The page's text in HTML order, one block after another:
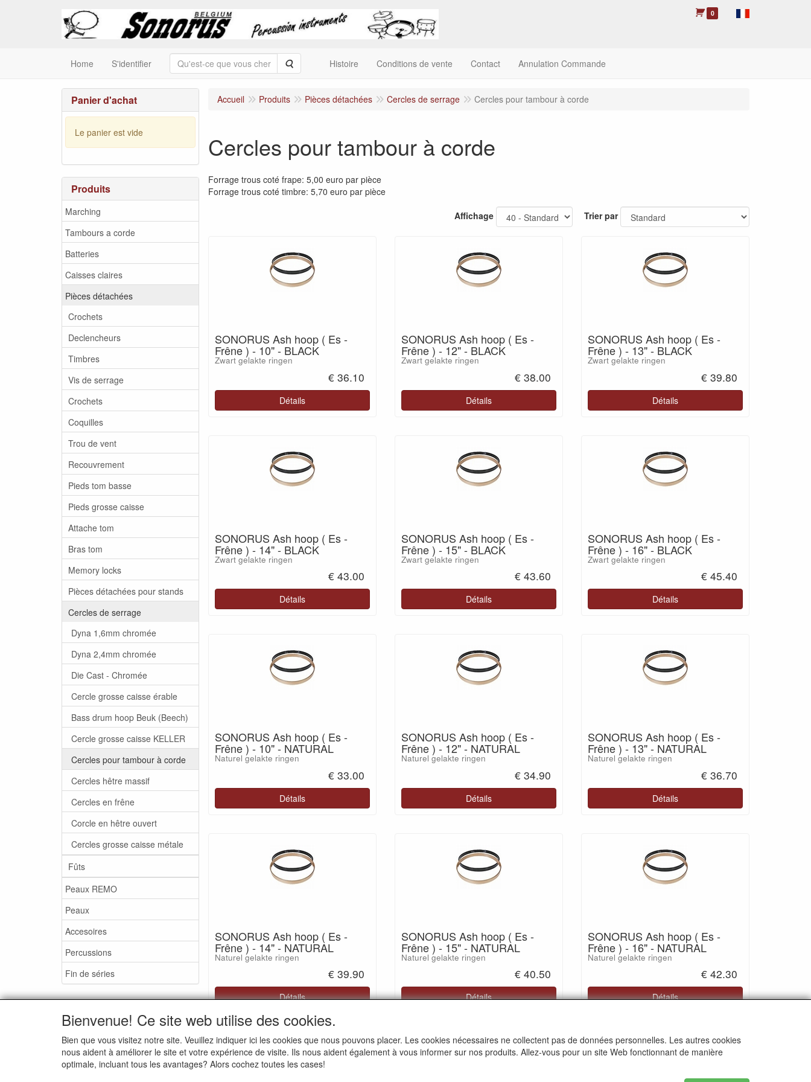
0
Home S'identifier RechercherHistoire Conditions de vente Contact Annulation Commande
Panier d'achat
Le panier est vide
Produits
Marching
Tambours a corde
Batteries
Caisses claires
Pièces détachées
Crochets
Declencheurs
Timbres
Vis de serrage
Crochets
Coquilles
Trou de vent
Recouvrement
Pieds tom basse
Pieds grosse caisse
Attache tom
Bras tom
Memory locks
Pièces détachées pour stands
Cercles de serrage
Dyna 1,6mm chromée
Dyna 2,4mm chromée
Die Cast - Chromée
Cercle grosse caisse érable
Bass drum hoop Beuk (Beech)
Cercle grosse caisse KELLER
Cercles pour tambour à corde
Cercles hêtre massif
Cercles en frêne
Corcle en hêtre ouvert
Cercles grosse caisse métale
Fûts
Peaux REMO
Peaux
Accesoires
Percussions
Fin de séries
Accueil Produits Pièces détachées Cercles de serrage Cercles pour tambour à corde
Cercles pour tambour à corde
Forrage trous coté frape: 5,00 euro par pièce
Forrage trous coté timbre: 5,70 euro par pièce
Affichage
Trier par
SONORUS Ash hoop ( Es -
Frêne ) - 10" - BLACK
Zwart gelakte ringen
€ 36.10
Détails
SONORUS Ash hoop ( Es -
Frêne ) - 12" - BLACK
Zwart gelakte ringen
€ 38.00
Détails
SONORUS Ash hoop ( Es -
Frêne ) - 13" - BLACK
Zwart gelakte ringen
€ 39.80
Détails
SONORUS Ash hoop ( Es -
Frêne ) - 14" - BLACK
Zwart gelakte ringen
€ 43.00
Détails
SONORUS Ash hoop ( Es -
Frêne ) - 15" - BLACK
Zwart gelakte ringen
€ 43.60
Détails
SONORUS Ash hoop ( Es -
Frêne ) - 16" - BLACK
Zwart gelakte ringen
€ 45.40
Détails
SONORUS Ash hoop ( Es -
Frêne ) - 10" - NATURAL
Naturel gelakte ringen
€ 33.00
Détails
SONORUS Ash hoop ( Es -
Frêne ) - 12" - NATURAL
Naturel gelakte ringen
€ 34.90
Détails
SONORUS Ash hoop ( Es -
Frêne ) - 13" - NATURAL
Naturel gelakte ringen
€ 36.70
Détails
SONORUS Ash hoop ( Es -
Frêne ) - 14" - NATURAL
Naturel gelakte ringen
€ 39.90
Détails
SONORUS Ash hoop ( Es -
Frêne ) - 15" - NATURAL
Naturel gelakte ringen
€ 40.50
Détails
SONORUS Ash hoop ( Es -
Frêne ) - 16" - NATURAL
Naturel gelakte ringen
€ 42.30
Détails
SONORUS bvba
Rue Bodeghem, 87
Tel: (+32) 02/511.11.63
Heures d'ouverture:
TVA: BE.0467.066.282
Bienvenue! Ce site web utilise des cookies.
Bien que vous visitez notre site. Veuillez indiquer ici les cookies que nous pouvons placer. Les cookies nécessaires ne collectent pas de données personnelles. Les autres cookies
nous aident à améliorer le site et votre expérience de visite. Ils nous aident également à vous informer sur nos produits. Allez-vous pour un site Web fonctionnant de manière
optimale, incluant tous les avantages? Alors cochez toutes les cases!